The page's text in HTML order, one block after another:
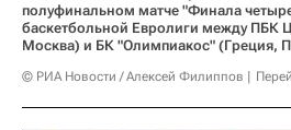
полуфинальном матче "Финала
баскетбольной Евролиги между ПБК
Москва) и БК "Олимпиакос" (Греция,
© РИА Новости / Алексей Филиппов